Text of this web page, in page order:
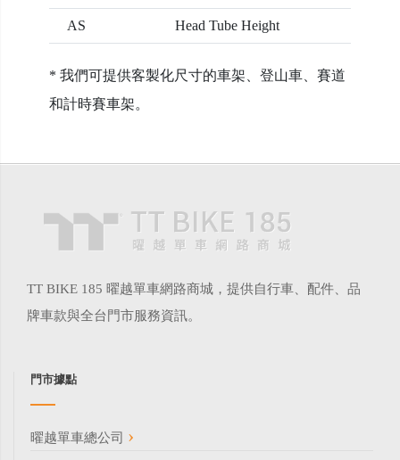
AS Head Tube Height
* 我們可提供客製化尺寸的車架、登山車、賽道
和計時賽車架。
TT BIKE 185 曜越單車網路商城，提供自行車、配件、品
牌車款與全台門市服務資訊。
門市據點
曜越單車總公司